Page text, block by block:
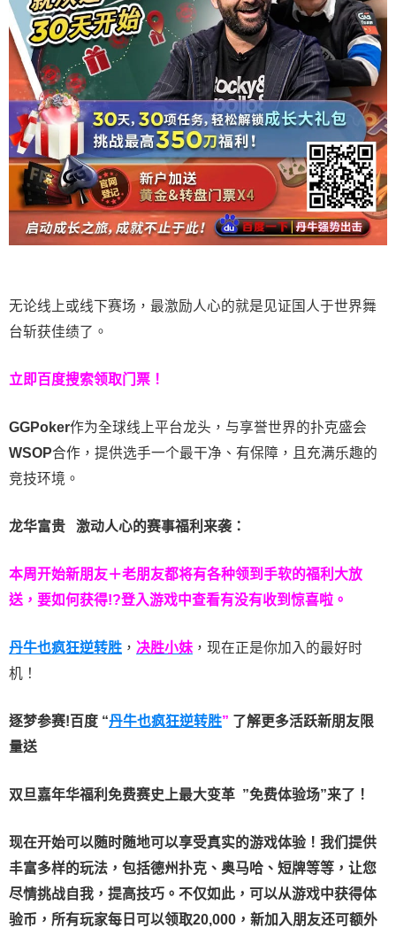
无论线上或线下赛场，最激励人心的就是见证国人于世界舞
台斩获佳绩了。
立即百度搜索领取门票！
GGPoker作为全球线上平台龙头，与享誉世界的扑克盛会
WSOP合作，提供选手一个最干净、有保障，且充满乐趣的
竞技环境。
龙华富贵 激动人心的赛事福利来袭：
本周开始新朋友＋老朋友都将有各种领到手软的福利大放
送，要如何获得!?登入游戏中查看有没有收到惊喜啦。
丹牛也疯狂逆转胜 ， 决胜小妹 ，现在正是你加入的最好时
机！
逐梦参赛!百度 “丹牛也疯狂逆转胜” 了解更多活跃新朋友限
量送
双旦嘉年华福利 免费赛史上最大变革 ”免费体验场”来了！
现在开始可以随时随地可以享受真实的游戏体验！我们提供
丰富多样的玩法，包括德州扑克、奥马哈、短牌等等，让您
尽情挑战自我，提高技巧。不仅如此， 可以从游戏中获得体
验币，所有玩家每日可以领取20,000，新加入朋友还可额外